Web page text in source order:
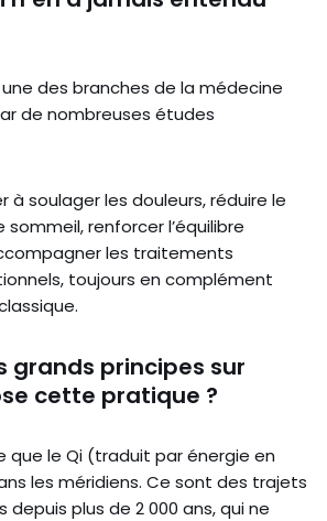
des branches de la médecine
de nombreuses études
à soulager les douleurs, réduire le
renforcer l’équilibre
les traitements
toujours en complément
grands principes sur
cette pratique ?
que le Qi (traduit par énergie en
les méridiens. Ce sont des trajets
depuis plus de 2 000 ans, qui ne